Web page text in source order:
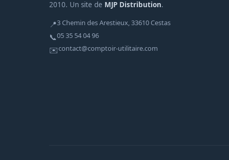
2010. Un site de MJP Distribution.
📍3 Chemin des Arestieux, 33610 Cestas
📞05 35 54 04 96
✉️contact@comptoir-utilitaire.com